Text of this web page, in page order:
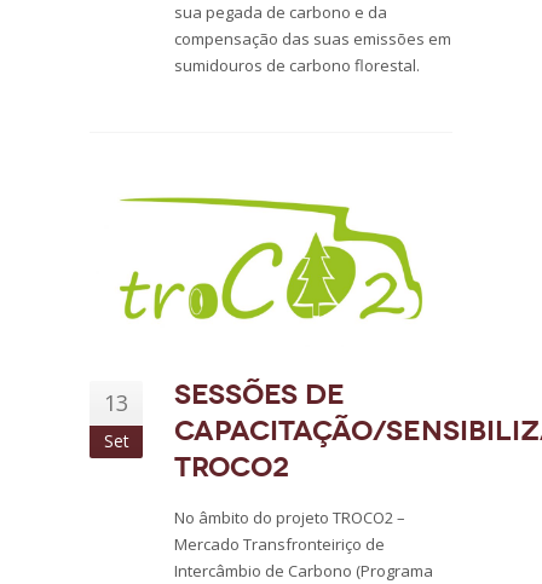
sua pegada de carbono e da
compensação das suas emissões em
sumidouros de carbono florestal.
13
Set
Sessões de
capacitação/
TROCO2
No âmbito do projeto TROCO2 –
Mercado Transfronteiriço de
Intercâmbio de Carbono (Programa